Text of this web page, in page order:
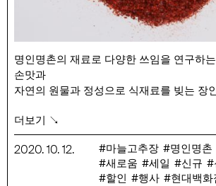
명인명촌의 재료로 다양한 쓰임을 연구하
손맛과
자연의 원물과 정성으로 식재료를 빚는 장
명인명촌에서 선보이는 새로운 맛의 향연입
행사 기간 : 10/12(월) ~ 10/18(일)
행사 품목 : 명인명촌 비빔간장 420ml, 이
더보기 ↘
2020.10.12. 마늘고추장 명인명촌
새로움
세일 신규
할인
행사 현대백화